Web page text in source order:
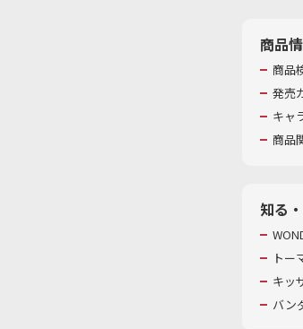
商品
商品
発売
キャ
商品
知る
トー
キッ
バン